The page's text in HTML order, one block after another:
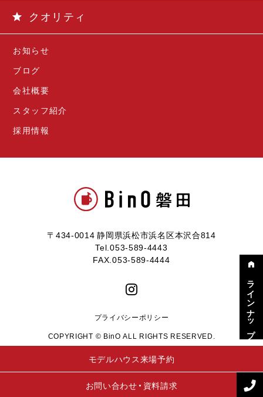
〒434-0014 静岡県浜松市浜名区本沢合814
Tel.053-589-4443
FAX.053-589-4444
お知らせ
ブログ
会社概要
スタッフ紹介
採用情報
クオリティ
プライバシーポリシー
COPYRIGHT © BinO ALL RIGHTS RESERVED.
モデルハウス来場予約
お問い合わせ・資料請求
ラインナップ